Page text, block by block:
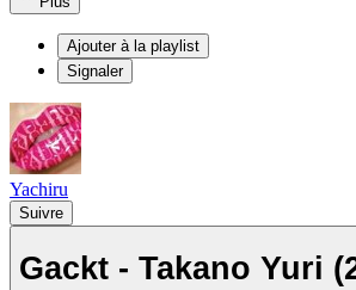
Ajouter à la playlist
Signaler
Yachiru
Suivre
Gackt - Takano Yuri